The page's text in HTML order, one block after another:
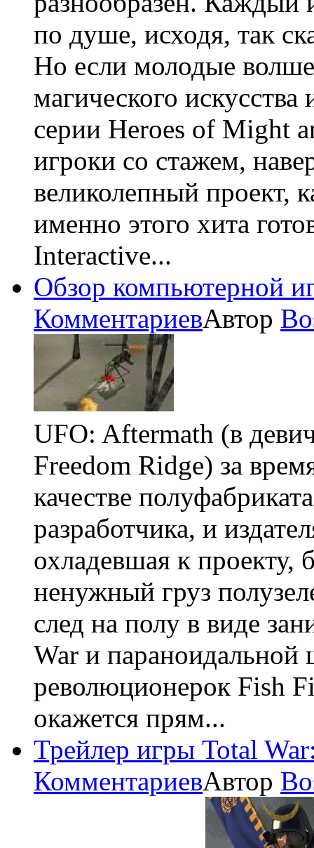
по душе, исходя, так
Но если молодые
магического
серии Heroes of Might
игроки со стажем,
великолепный проект,
именно этого хита
Interactive...
Обзор компьютерной
КомментариевАвтор
UFO: Aftermath (в
Freedom Ridge) за
качестве
разработчика, и
охладевшая к проекту,
ненужный груз
след на полу в виде
War и
революционерок Fish
окажется прям...
Трейлер игры Total
КомментариевАвтор